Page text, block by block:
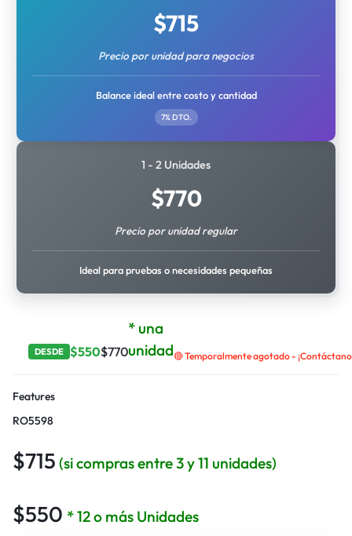
$715
Precio por unidad para negocios
Balance ideal entre costo y cantidad
7% DTO.
1 - 2 Unidades
$770
Precio por unidad regular
Ideal para pruebas o necesidades pequeñas
DESDE $550$770
* una
unidad🔴 Temporalmente agotado -
Features
RO5598
$715 (si compras entre 3 y 11 unidades)
$550 * 12 o más Unidades